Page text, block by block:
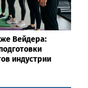
Вейдера:
индустрии